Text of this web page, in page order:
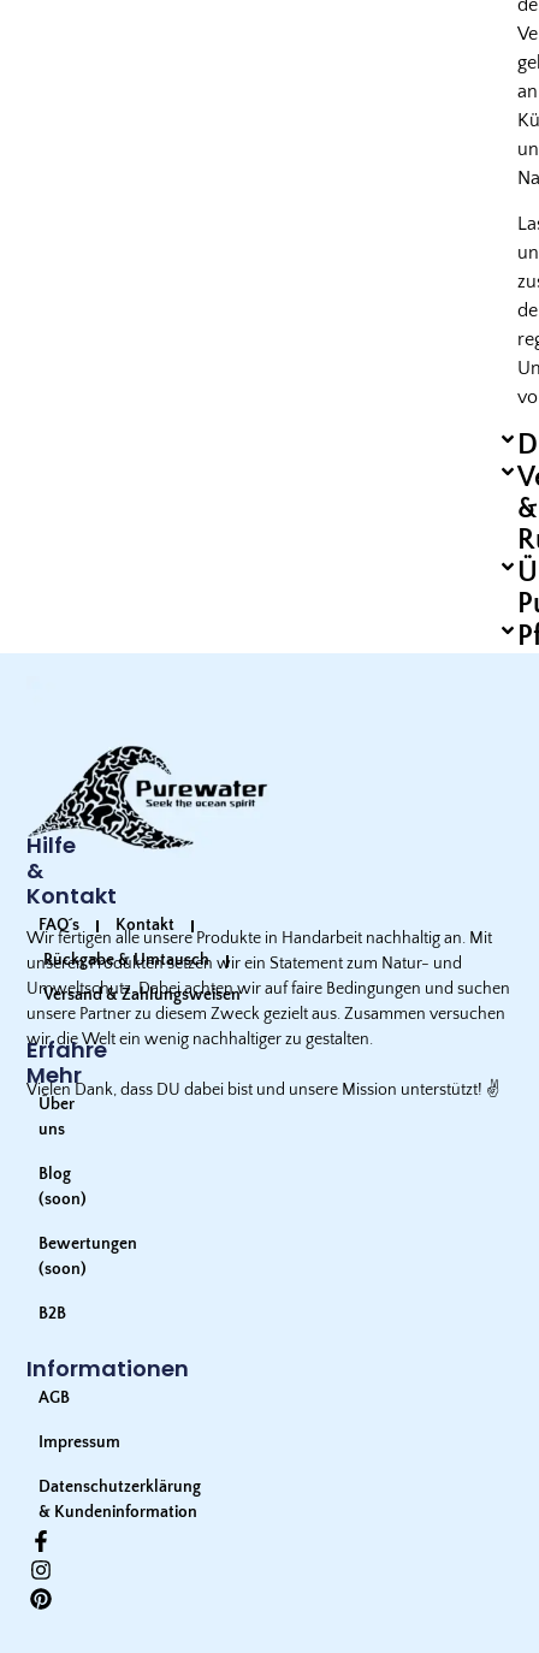
an
&
Wir fertigen alle unsere Produkte in Handarbeit nachhaltig an. Mit
unseren Produkten setzen wir ein Statement zum Natur- und
Umweltschutz. Dabei achten wir auf faire Bedingungen und suchen
unsere Partner zu diesem Zweck gezielt aus. Zusammen versuchen
wir, die Welt ein wenig nachhaltiger zu gestalten.
Vielen Dank, dass DU dabei bist und unsere Mission unterstützt! ✌️
Hilfe
&
Kontakt
FAQ´s
Kontakt
Rückgabe & Umtausch
Versand & Zahlungsweisen
Erfahre
Mehr
Über
uns
Blog
(soon)
Bewertungen
(soon)
B2B
Informationen
AGB
Impressum
Datenschutzerklärung
& Kundeninformation